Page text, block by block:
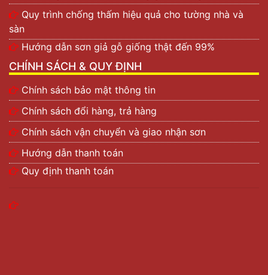
Quy trình chống thấm hiệu quả cho tường nhà và
sàn
Hướng dẫn sơn giả gỗ giống thật đến 99%
CHÍNH SÁCH & QUY ĐỊNH
Chính sách bảo mật thông tin
Chính sách đổi hàng, trả hàng
Chính sách vận chuyển và giao nhận sơn
Hướng dẫn thanh toán
Quy định thanh toán